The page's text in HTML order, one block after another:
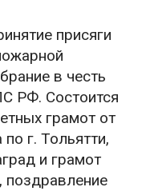
присяги
в честь
РФ. Состоится
грамот от
г. Тольятти,
и грамот
поздравление